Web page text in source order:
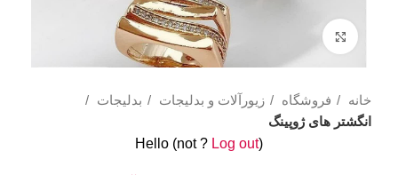
Click to enlarge
خانه فروشگاه زیورآلات و بدلیجات
بدلیجات
انگشتر های ژوپینگ
Hello (not? Log out)